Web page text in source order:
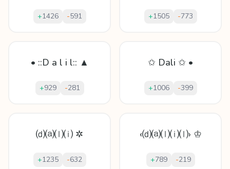
+1426 -591 +1505 -773
• ::D a l i l:: ▲
+929 -281
✩ Dali ✩ •
+1006 -399
⒟⒜⒧⒤ ✲
+1235 -632
‹⒟⒜⒧⒤⒧› ♔
+789 -219